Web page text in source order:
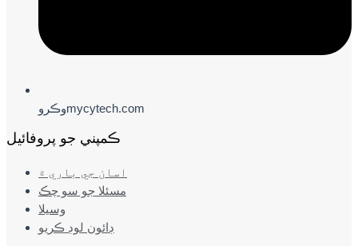
وڪروmycytech.com
ڪمپني جو پروفائيل
اسان جي باري ۾
مسئلا جو سو چڪ
وسيلا
ڊائون لوڊ ڪريو